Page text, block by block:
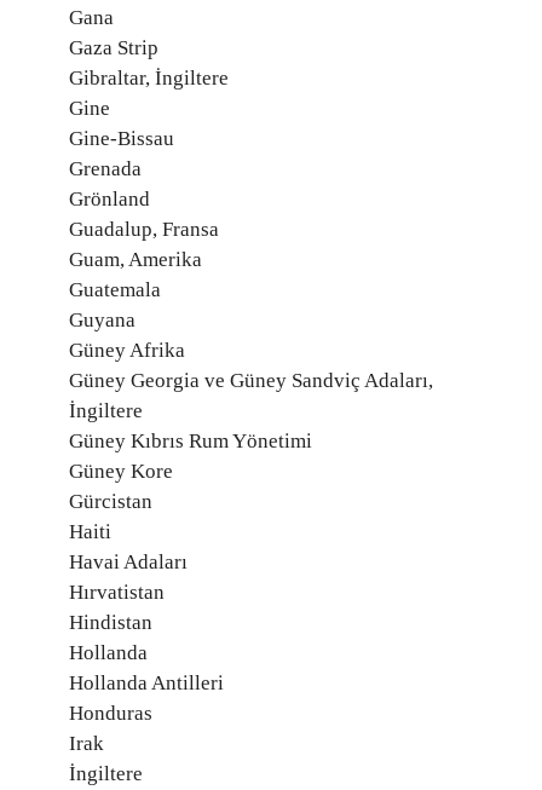
Gana
Gaza Strip
Gibraltar, İngiltere
Gine
Gine-Bissau
Grenada
Grönland
Guadalup, Fransa
Guam, Amerika
Guatemala
Guyana
Güney Afrika
Güney Georgia ve Güney Sandviç Adaları,
İngiltere
Güney Kıbrıs Rum Yönetimi
Güney Kore
Gürcistan
Haiti
Havai Adaları
Hırvatistan
Hindistan
Hollanda
Hollanda Antilleri
Honduras
Irak
İngiltere